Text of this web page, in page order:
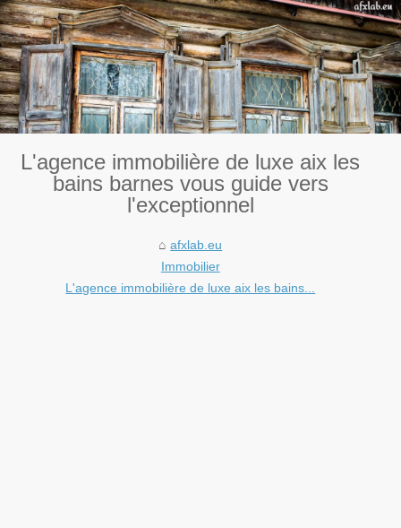
L'agence immobilière de luxe aix les
bains barnes vous guide vers
l'exceptionnel
afxlab.eu
Immobilier
L'agence immobilière de luxe aix les bains...